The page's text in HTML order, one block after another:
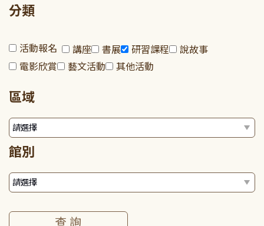
分類
活動報名 講座 書展 研習課程
說故事
電影欣賞
藝文活動 其他活動
區域
館別